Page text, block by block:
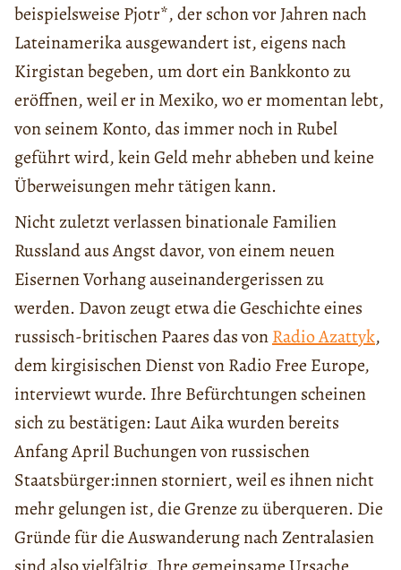
beispielsweise Pjotr*, der schon vor Jahren nach
Lateinamerika ausgewandert ist, eigens nach
Kirgistan begeben, um dort ein Bankkonto zu
eröffnen, weil er in Mexiko, wo er momentan lebt,
von seinem Konto, das immer noch in Rubel
geführt wird, kein Geld mehr abheben und keine
Überweisungen mehr tätigen kann.
Nicht zuletzt verlassen binationale Familien
Russland aus Angst davor, von einem neuen
Eisernen Vorhang auseinandergerissen zu
werden. Davon zeugt etwa die Geschichte eines
russisch-britischen Paares das vonRadio Azattyk,
dem kirgisischen Dienst von Radio Free Europe,
interviewt wurde. Ihre Befürchtungen scheinen
sich zu bestätigen: Laut Aika wurden bereits
Anfang April Buchungen von russischen
Staatsbürger:innen storniert, weil es ihnen nicht
mehr gelungen ist, die Grenze zu überqueren. Die
Gründe für die Auswanderung nach Zentralasien